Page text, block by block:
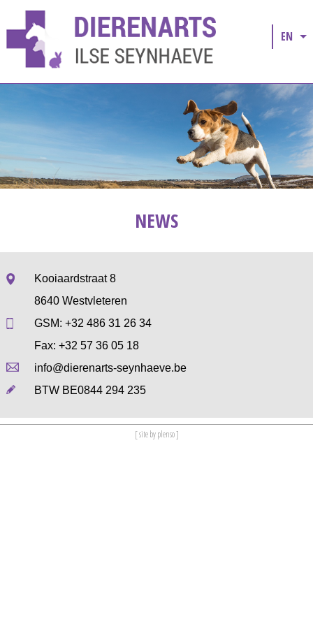
EN
NEWS
Kooiaardstraat 8
8640 Westvleteren
GSM: +32 486 31 26 34
Fax: +32 57 36 05 18
info@dierenarts-seynhaeve.be
BTW BE0844 294 235
[ site by plenso ]